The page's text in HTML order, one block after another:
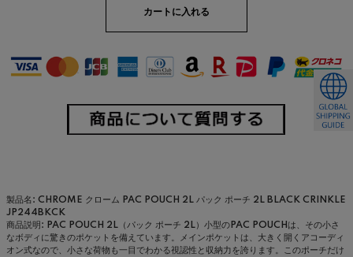
製品名: CHROME クローム PAC POUCH 2L パック ポーチ 2L BLACK CRINKLE
JP244BKCK
商品説明: PAC POUCH 2L（パック ポーチ 2L）小型のPAC POUCHは、その小さ
なボディに驚きのポケットを備えています。メインポケットは、大きく開くアコーディ
オン式なので、小さな荷物も一目でわかる視認性と収納力を誇ります。このポーチだけ